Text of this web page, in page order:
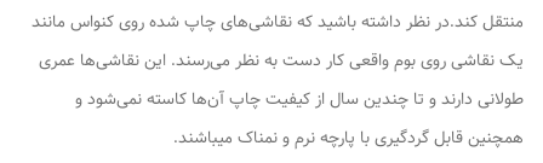
منتقل کند.در نظر داشته باشید که نقاشی‌های چاپ شده روی کنواس مانند
یک نقاشی روی بوم واقعی کار دست به نظر می‌رسند. این نقاشی‌ها عمری
طولانی دارند و تا چندین سال از کیفیت چاپ آن‌ها کاسته نمی‌شود و
همچنین قابل گردگیری با پارچه نرم و نمناک میباشند.